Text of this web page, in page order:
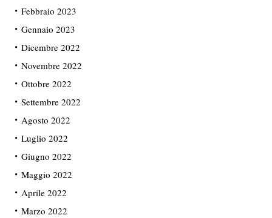
Febbraio 2023
Gennaio 2023
Dicembre 2022
Novembre 2022
Ottobre 2022
Settembre 2022
Agosto 2022
Luglio 2022
Giugno 2022
Maggio 2022
Aprile 2022
Marzo 2022